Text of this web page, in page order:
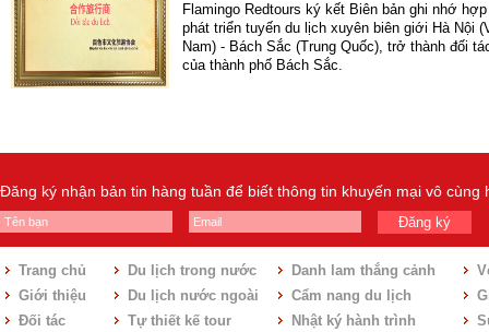
Flamingo Redtours ký kết Biên bản ghi nhớ
phát triển tuyến du lịch xuyên biên giới Hà Nội
Nam) - Bách Sắc (Trung Quốc), trở thành đối
của thành phố Bách Sắc.
Đăng ký nhận bản tin hàng tuần để biết thông tin khuyến mại vô cùng
Đăng ký
Trang chủ
Giới thiệu
Đối tác
Du lịch trong nước
Du lịch nước ngoài
Tự thiết kế tour
Danh lam thắng cảnh
Cẩm nang du lịch
Nhật ký hành trình